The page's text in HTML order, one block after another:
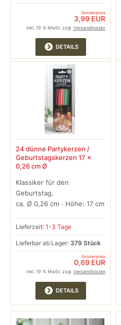
Sonderpreis
3,99 EUR
inkl. 19 % MwSt. zzgl. Versandkosten
DETAILS
24 dünne Partykerzen /
Geburtstagskerzen 17 x
0,26 cm Ø
Klassiker für den
Geburtstag.
ca. Ø 0,26 cm · Höhe: 17 cm
Lieferzeit: 1-3 Tage
Lieferbar ab Lager: 379 Stück
Sonderpreis
0,69 EUR
inkl. 19 % MwSt. zzgl. Versandkosten
DETAILS